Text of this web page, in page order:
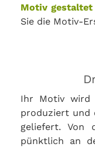
Motiv gestaltet
Sie die Motiv-
Ihr Motiv wird
produziert und
geliefert. Von
pünktlich an